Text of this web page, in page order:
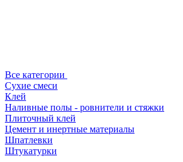
Все категории
Сухие смеси
Клей
Наливные полы - ровнители и стяжки
Плиточный клей
Цемент и инертные материалы
Шпатлевки
Штукатурки